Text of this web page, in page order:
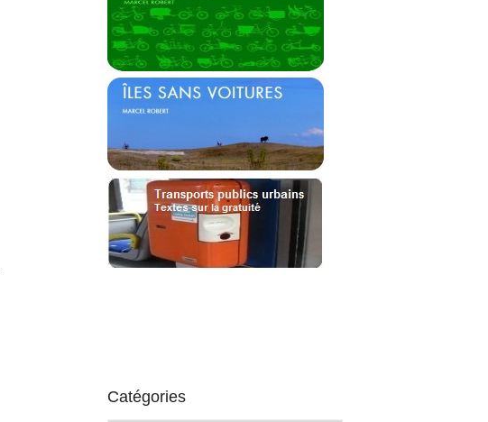
Catégories